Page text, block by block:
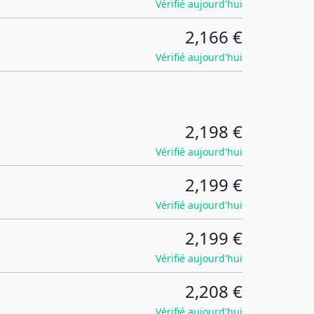
Vérifié aujourd'hui
2,166 €
Vérifié aujourd'hui
2,198 €
Vérifié aujourd'hui
2,199 €
Vérifié aujourd'hui
2,199 €
Vérifié aujourd'hui
2,208 €